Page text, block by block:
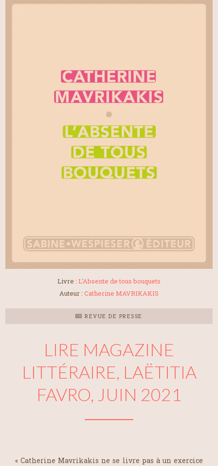
Livre : L'Absente de tous bouquets
Auteur : Catherine MAVRIKAKIS
REVUE DE PRESSE
LIRE MAGAZINE
LITTÉRAIRE, LAËTITIA
FAVRO, JUIN 2021
« Catherine Mavrikakis ne se livre pas à un exercice